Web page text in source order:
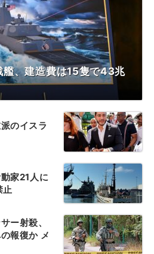
艦、建造費は15隻で43兆
のイスラ
家21人に
止
ー射殺、
報復か メ